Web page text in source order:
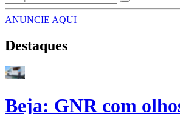
ANUNCIE AQUI
Destaques
Beja: GNR com